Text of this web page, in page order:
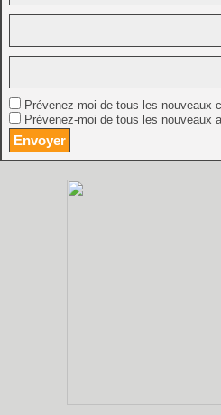
Prévenez-moi de tous les nouveaux
Prévenez-moi de tous les nouveaux